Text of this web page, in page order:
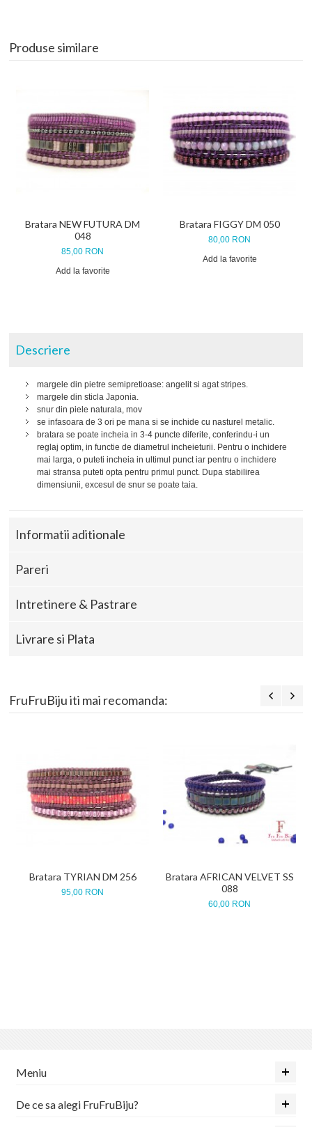
Produse similare
Bratara NEW FUTURA DM
048
85,00 RON
Add la favorite
Bratara FIGGY DM 050
80,00 RON
Add la favorite
Descriere
margele din pietre semipretioase: angelit si agat stripes.
margele din sticla Japonia.
snur din piele naturala, mov
se infasoara de 3 ori pe mana si se inchide cu nasturel metalic.
bratara se poate incheia in 3-4 puncte diferite, conferindu-i un
reglaj optim, in functie de diametrul incheieturii. Pentru o inchidere
mai larga, o puteti incheia in ultimul punct iar pentru o inchidere
mai stransa puteti opta pentru primul punct. Dupa stabilirea
dimensiunii, excesul de snur se poate taia.
Informatii aditionale
Pareri
Intretinere & Pastrare
Livrare si Plata
FruFruBiju iti mai recomanda:
Bratara TYRIAN DM 256
95,00 RON
Bratara AFRICAN VELVET SS
088
60,00 RON
Meniu
De ce sa alegi FruFruBiju?